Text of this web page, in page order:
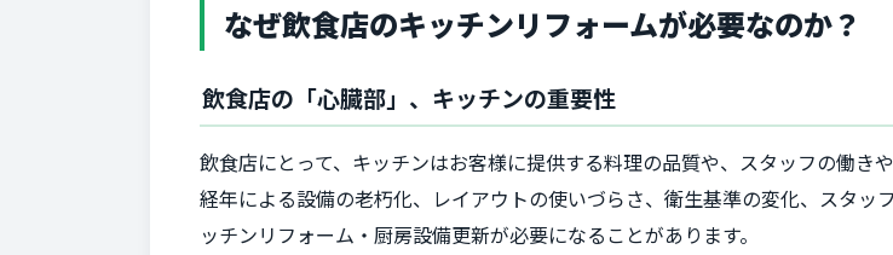
なぜ飲食店のキッチンリフォームが必要なのか？
飲食店の「心臓部」、キッチンの重要性
飲食店にとって、キッチンはお客様に提供する料理の品質や、スタッフの働き
経年による設備の老朽化、レイアウトの使いづらさ、衛生基準の変化、スタ
ッチンリフォーム・厨房設備更新が必要になることがあります。